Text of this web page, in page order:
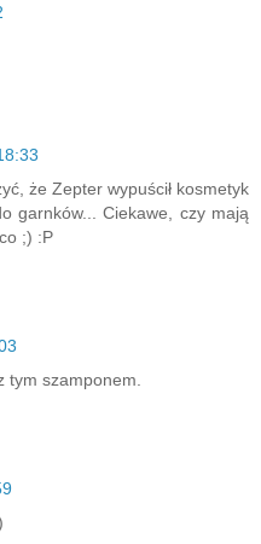
że Zepter wypuścił kosmetyk
garnków... Ciekawe, czy mają
;) :P
tym szamponem.